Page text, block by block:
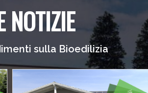
NOTIZIE
sulla Bioedilizia